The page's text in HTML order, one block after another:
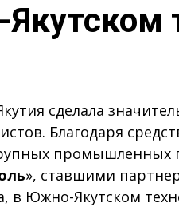
сделала
Благодаря
промышленных
», ставшими
в Южно-Якутском